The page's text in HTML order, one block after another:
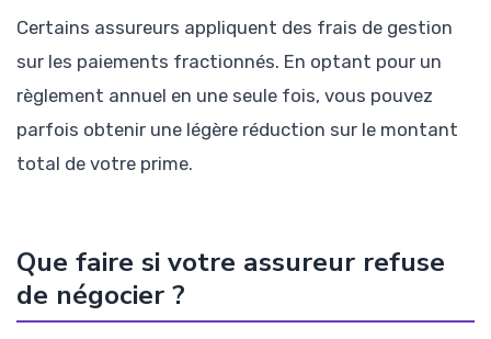
Certains assureurs appliquent des frais de gestion
sur les paiements fractionnés. En optant pour un
règlement annuel en une seule fois, vous pouvez
parfois obtenir une légère réduction sur le montant
total de votre prime.
Que faire si votre assureur refuse
de négocier ?